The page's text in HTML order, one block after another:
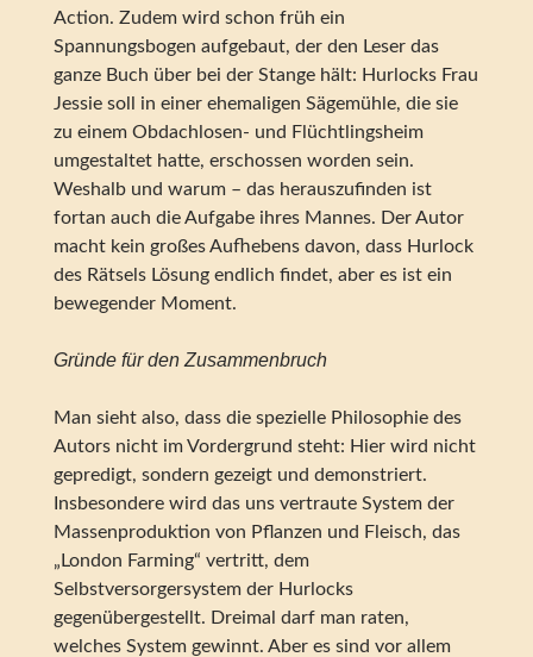
Action. Zudem wird schon früh ein
Spannungsbogen aufgebaut, der den Leser das
ganze Buch über bei der Stange hält: Hurlocks Frau
Jessie soll in einer ehemaligen Sägemühle, die sie
zu einem Obdachlosen- und Flüchtlingsheim
umgestaltet hatte, erschossen worden sein.
Weshalb und warum – das herauszufinden ist
fortan auch die Aufgabe ihres Mannes. Der Autor
macht kein großes Aufhebens davon, dass Hurlock
des Rätsels Lösung endlich findet, aber es ist ein
bewegender Moment.
Gründe für den Zusammenbruch
Man sieht also, dass die spezielle Philosophie des
Autors nicht im Vordergrund steht: Hier wird nicht
gepredigt, sondern gezeigt und demonstriert.
Insbesondere wird das uns vertraute System der
Massenproduktion von Pflanzen und Fleisch, das
„London Farming“ vertritt, dem
Selbstversorgersystem der Hurlocks
gegenübergestellt. Dreimal darf man raten,
welches System gewinnt. Aber es sind vor allem